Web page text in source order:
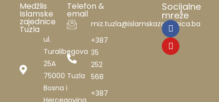
Medžlis
Islamske
zajednice
Tuzla
ul.
Turalibegova
25A
75000 Tuzla
Bosna i
Telefon &
email
miz.tuzla@islamskazajednica.ba
+387
35
252
568
+387
Socijalne
mreže